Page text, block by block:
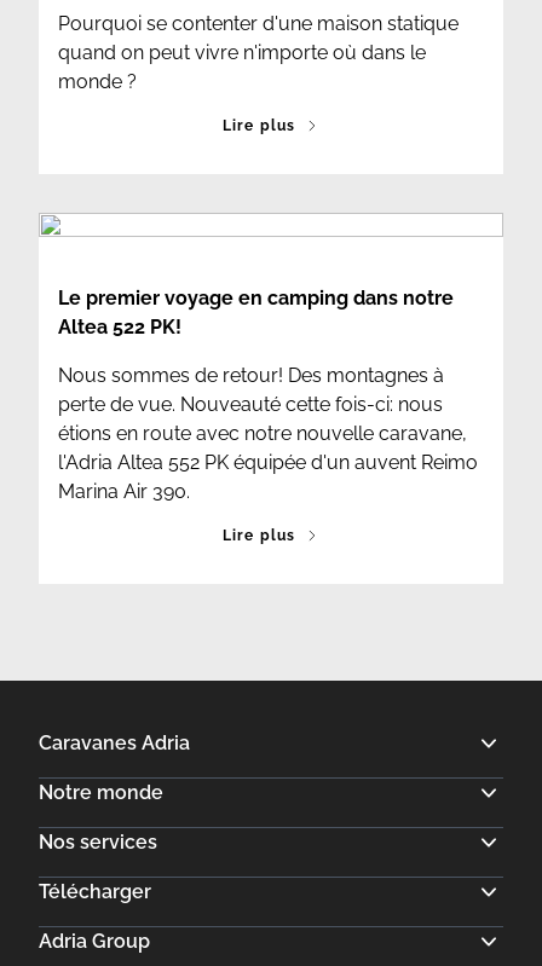
Pourquoi se contenter d'une maison statique
quand on peut vivre n'importe où dans le
monde ?
Lire plus
Le premier voyage en camping dans notre
Altea 522 PK!
Nous sommes de retour! Des montagnes à
perte de vue. Nouveauté cette fois-ci: nous
étions en route avec notre nouvelle caravane,
l'Adria Altea 552 PK équipée d'un auvent Reimo
Marina Air 390.
Lire plus